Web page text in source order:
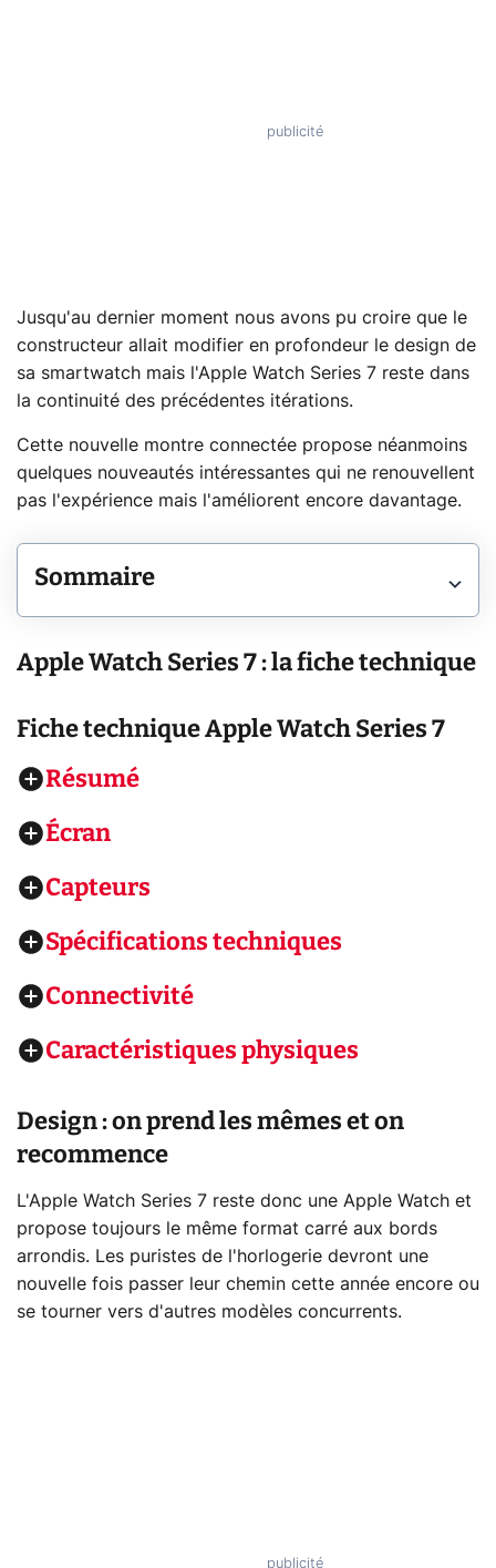
Jusqu'au dernier moment nous avons pu croire que le
constructeur allait modifier en profondeur le design de
sa smartwatch mais l'Apple Watch Series 7 reste dans
la continuité des précédentes itérations.
Cette nouvelle montre connectée propose néanmoins
quelques nouveautés intéressantes qui ne renouvellent
pas l'expérience mais l'améliorent encore davantage.
Sommaire
Apple Watch Series 7 : la fiche technique
Fiche techniqueApple Watch Series 7
Résumé
Écran
Capteurs
Spécifications techniques
Connectivité
Caractéristiques physiques
Design : on prend les mêmes et on
recommence
L'Apple Watch Series 7 reste donc une Apple Watch et
propose toujours le même format carré aux bords
arrondis. Les puristes de l'horlogerie devront une
nouvelle fois passer leur chemin cette année encore ou
se tourner vers d'autres modèles concurrents.